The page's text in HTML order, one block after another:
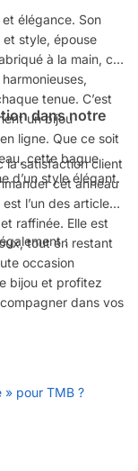
élégance. Son
style, épouse
à la main, cet
tenue. C’est
un bijou
ligne. Que ce soit
cette bague
d’un style élégant.
dans notre
la satisfaction client
cet anneau
l’un des articles
raffinée. Elle est
tout en restant
occasion
bijou et profitez
dans vos
:
» pour TMB ?